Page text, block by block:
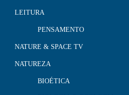
LEITURA
PENSAMENTO
NATURE & SPACE TV
NATUREZA
BIOÉTICA